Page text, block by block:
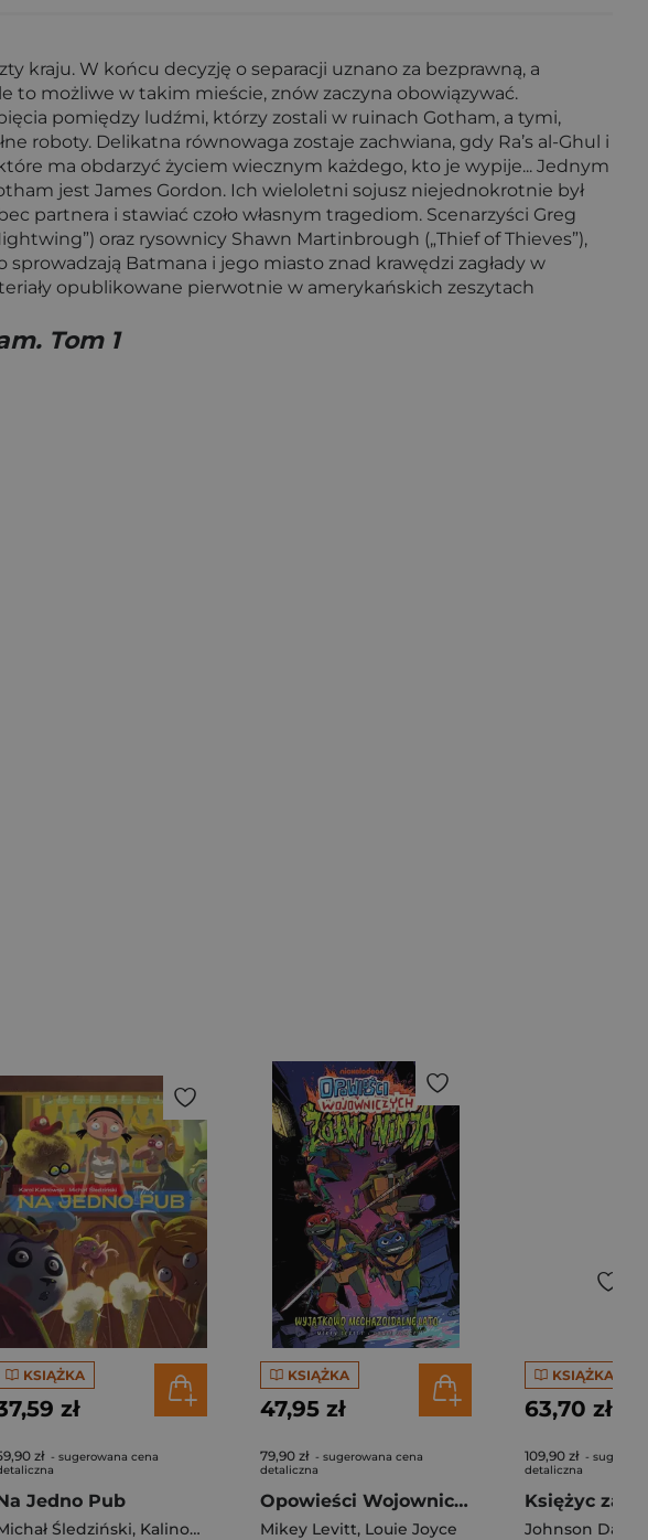
kraju. W końcu decyzję o separacji uznano za bezprawną, a
to możliwe w takim mieście, znów zaczyna obowiązywać.
pomiędzy ludźmi, którzy zostali w ruinach Gotham, a tymi,
roboty. Delikatna równowaga zostaje zachwiana, gdy Ra’s al-Ghul i
ma obdarzyć życiem wiecznym każdego, kto je wypije... Jednym
jest James Gordon. Ich wieloletni sojusz niejednokrotnie był
partnera i stawiać czoło własnym tragediom. Scenarzyści Greg
oraz rysownicy Shawn Martinbrough („Thief of Thieves”),
Batmana i jego miasto znad krawędzi zagłady w
opublikowane pierwotnie w amerykańskich zeszytach
Tom 1
Yoann Guillo
KSIĄŻKA
zł
zł - sugerowana cena
Jedno Pub
Śledziński, Kalinowski Karol
KSIĄŻKA
47,95 zł
79,90 zł - sugerowana cena
detaliczna
Opowieści Wojowniczych Żółwi Ninja. Tom 1
Mikey Levitt, Louie Joyce
KSIĄŻKA
63,70 zł
109,90 zł -
detaliczna
Johnson